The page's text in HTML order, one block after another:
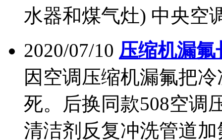
水器和煤气灶) 中央空
2020/07/10 压缩机漏
因空调压缩机漏氟把
死。后换同款508空调
清洁剂反复冲洗管道